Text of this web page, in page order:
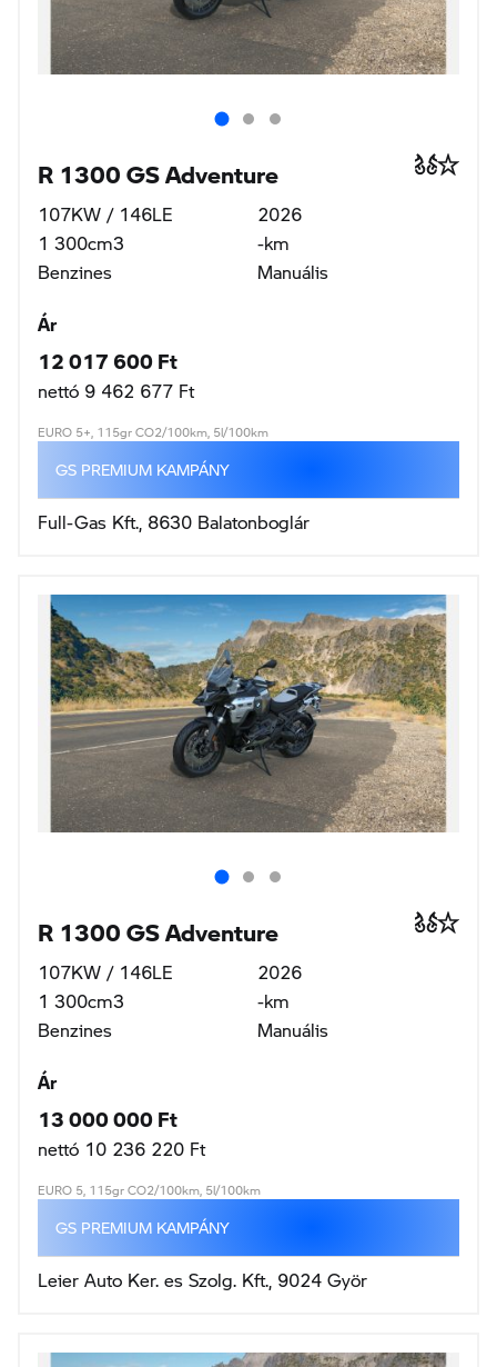
EURO 5+, 115gr CO2/100km, 5l/100km
GS PREMIUM KAMPÁNY
Full-Gas Kft., 8630 Balatonboglár
R 1300 GS Adventure
107KW / 146LE
1 300cm3
2026
-km
Ár
13 000 000 Ft
nettó 10 236 220 Ft
EURO 5, 115gr CO2/100km, 5l/100km
GS PREMIUM KAMPÁNY
Leier Auto Ker. es Szolg. Kft., 9024 Györ
R 1300 GS
1 300cm3
Benzines
-km
Ár
nettó 9 102 992 Ft